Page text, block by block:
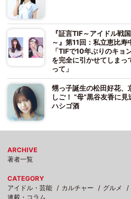
『証言TIF～アイドル戦
～』第11回：私立恵比
「TIFで10年ぶりのキョ
を完全に引かせてしまっ
って」
甥っ子誕生の松田好花、
しご！ “母”黒谷友香に
ハシゴ酒
ARCHIVE
著者一覧
CATEGORY
アイドル・芸能
カルチャー グルメ
連載・コラム